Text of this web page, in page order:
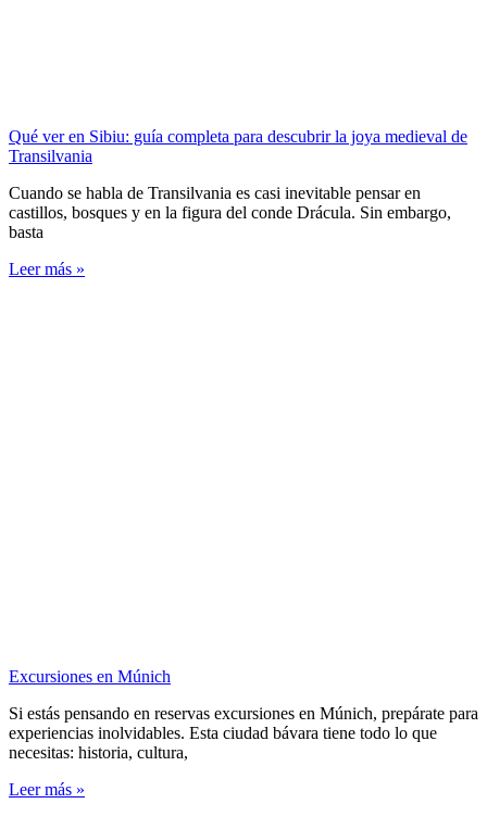
Qué ver en Sibiu: guía completa para descubrir la joya medieval de
Transilvania
Cuando se habla de Transilvania es casi inevitable pensar en
castillos, bosques y en la figura del conde Drácula. Sin embargo,
basta
Leer más »
Excursiones en Múnich
Si estás pensando en reservas excursiones en Múnich, prepárate para
experiencias inolvidables. Esta ciudad bávara tiene todo lo que
necesitas: historia, cultura,
Leer más »